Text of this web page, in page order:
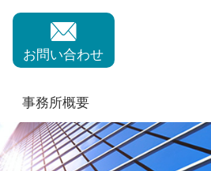
お問い合わせ
事務所概要